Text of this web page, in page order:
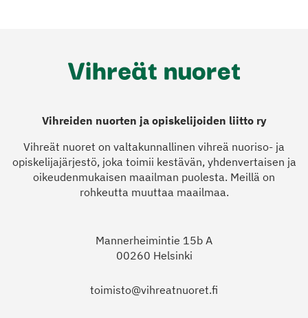
Vihreiden nuorten ja opiskelijoiden liitto ry
Vihreät nuoret on valtakunnallinen vihreä nuoriso- ja
opiskelijajärjestö, joka toimii kestävän, yhdenvertaisen ja
oikeudenmukaisen maailman puolesta. Meillä on
rohkeutta muuttaa maailmaa.
Mannerheimintie 15b A
00260 Helsinki
toimisto@vihreatnuoret.fi